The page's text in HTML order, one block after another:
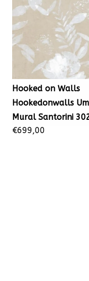
Hooked on Walls
Hookedonwalls
Mural Santorini
€699,00